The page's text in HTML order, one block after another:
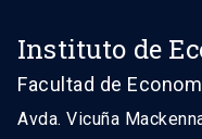
Instituto de
Facultad de
Avda. Vicuña